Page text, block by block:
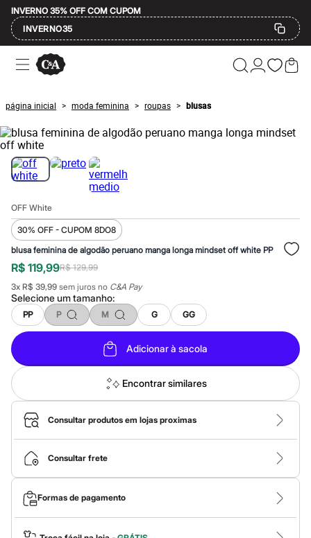
INVERNO 35% OFF COM CUPOM
INVERNO35
Ofertas
Compre por Departamento
Masculino
Infantil
Calçados
Mindse7
Plus Size
Até 20% off
Até 40% off
A partir de 60% off
Feminino
Em alta
Inverno
Alfaiataria
Novidades
Roupas
Blusas e Camisetas
Básicos
Calças
Casacos e Jaquetas
Jeans
Macacões
Saias
Shorts e Bermudas
Vestidos
Acessórios
Bolsas
Bonés e Chapéus
Bijoux
Cintos
Óculos
Relógios
Calçados
Botas
página inicial > moda feminina > roupas > blusas
OFF White
30% OFF - CUPOM 8DO8
blusa feminina de algodão peruano manga longa mindset off white PP
R$ 119,99R$ 129,99
3x R$ 39,99 sem juros no C&A Pay
Selecione umtamanho:
PP P M G GG
Adicionar à sacola
Encontrar similares
Consultar produtos em lojas proximas
Consultar frete
Formas de pagamento